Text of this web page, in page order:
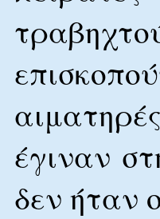
έγιναν
δεν ήταν